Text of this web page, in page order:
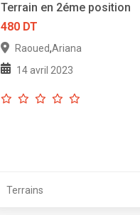
Terrain en 2éme position
480 DT
Raoued,Ariana
14 avril 2023
Terrains